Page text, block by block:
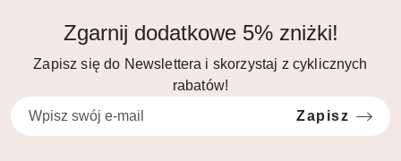
Zgarnij dodatkowe 5% zniżki!
Zapisz się do Newslettera i skorzystaj z cyklicznych
rabatów!
Zapisz